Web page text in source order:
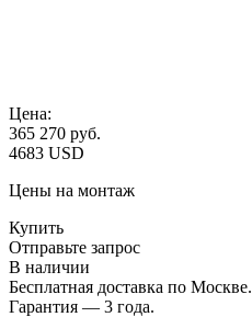
Цена:
365 270 руб.
4683 USD
Цены на монтаж
Купить
Отправьте запрос
В наличии
Бесплатная доставка по Москве.
Гарантия — 3 года.